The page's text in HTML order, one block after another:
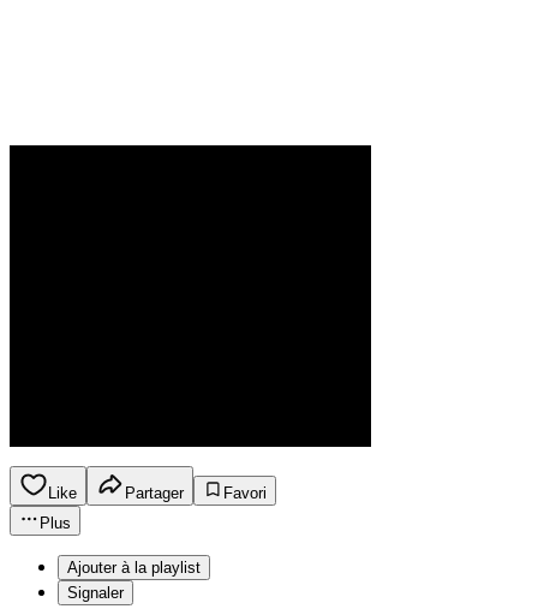
Like Partager
Favori
Plus
Ajouter à la playlist
Signaler